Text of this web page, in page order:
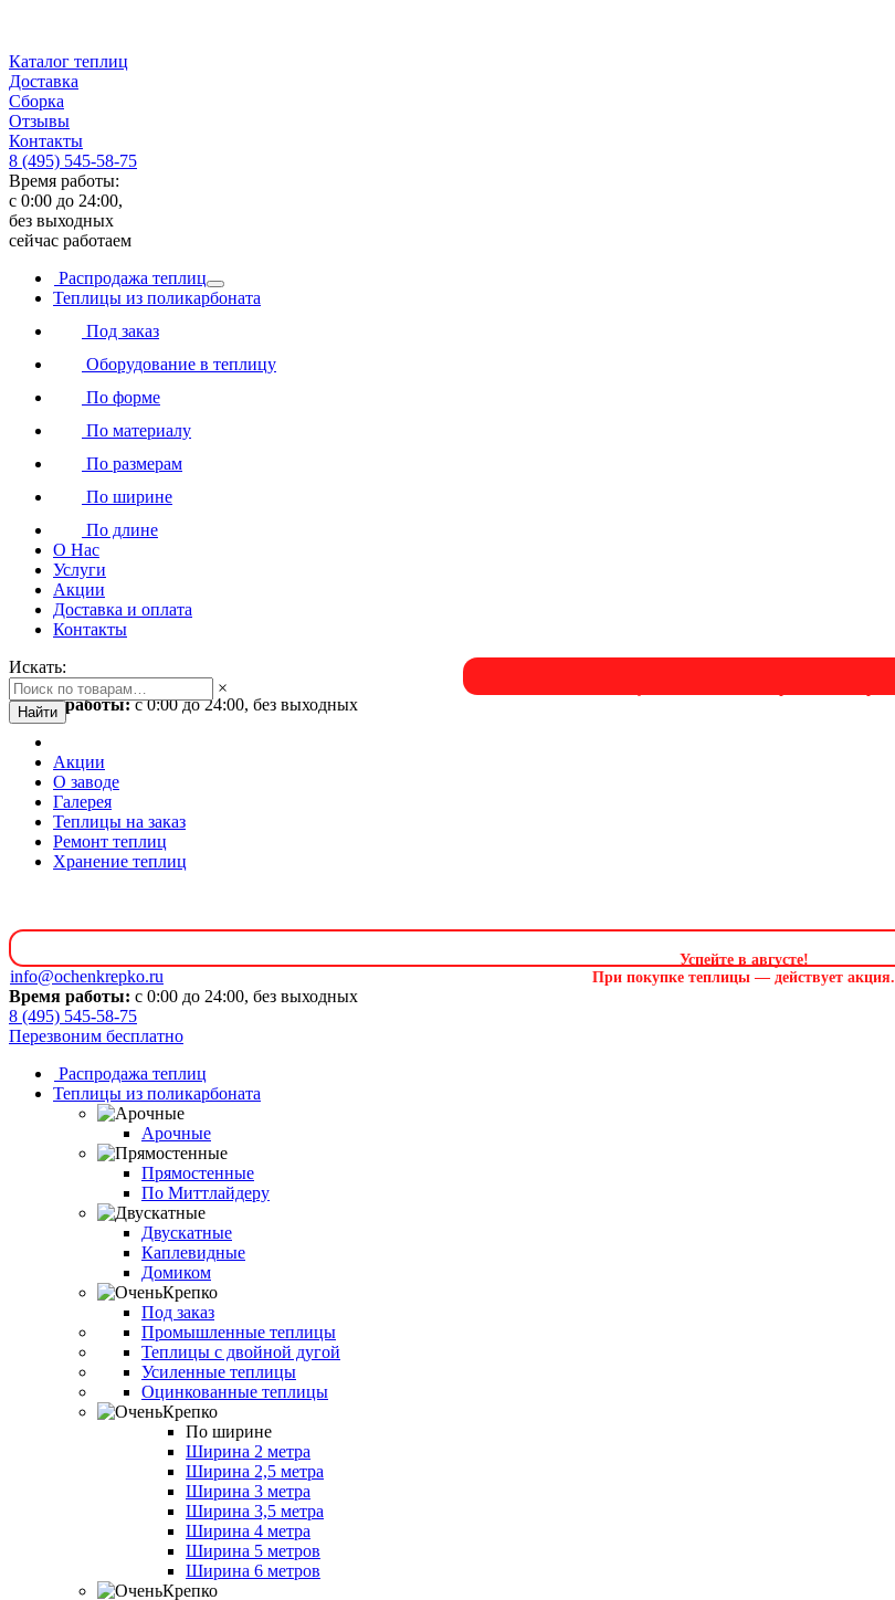
Каталог теплиц
Доставка
Сборка
Отзывы
Контакты
8 (495) 545-58-75
Время работы:
с 0:00 до 24:00,
без выходных
сейчас работаем
Распродажа теплиц
Теплицы из поликарбоната
Под заказ
Оборудование в теплицу
По форме
По материалу
По размерам
По ширине
По длине
О Нас
Услуги
Акции
Доставка и оплата
Контакты
Искать:
×
Найти
Время работы:с 0:00 до 24:00, без выходных
Акции
О заводе
Галерея
Теплицы на заказ
Ремонт теплиц
Хранение теплиц
Успейте в августе!
При покупке теплицы — действует акция.
info@ochenkrepko.ru
Время работы: с 0:00 до 24:00, без выходных
8 (495) 545-58-75
Перезвоним бесплатно
Распродажа теплиц
Теплицы из поликарбоната
Арочные
Прямостенные
По Миттлайдеру
Двускатные
Каплевидные
Домиком
Под заказ
Промышленные теплицы
Теплицы с двойной дугой
Усиленные теплицы
Оцинкованные теплицы
По ширине
Ширина 2 метра
Ширина 2,5 метра
Ширина 3 метра
Ширина 3,5 метра
Ширина 4 метра
Ширина 5 метров
Ширина 6 метров